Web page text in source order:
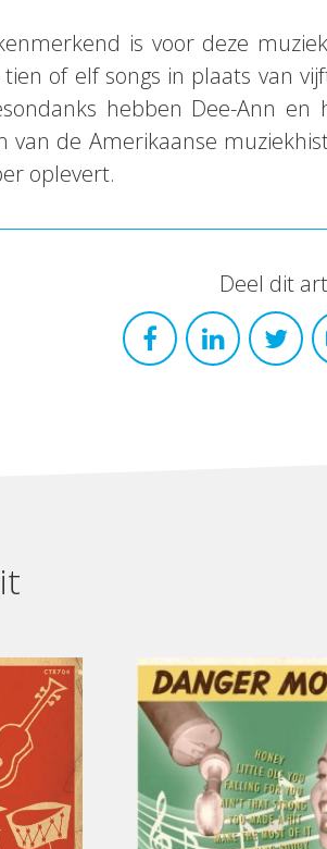
is voor deze
of elf songs in plaats van
hebben Dee-Ann en
van de Amerikaanse
oplevert.
Deel dit